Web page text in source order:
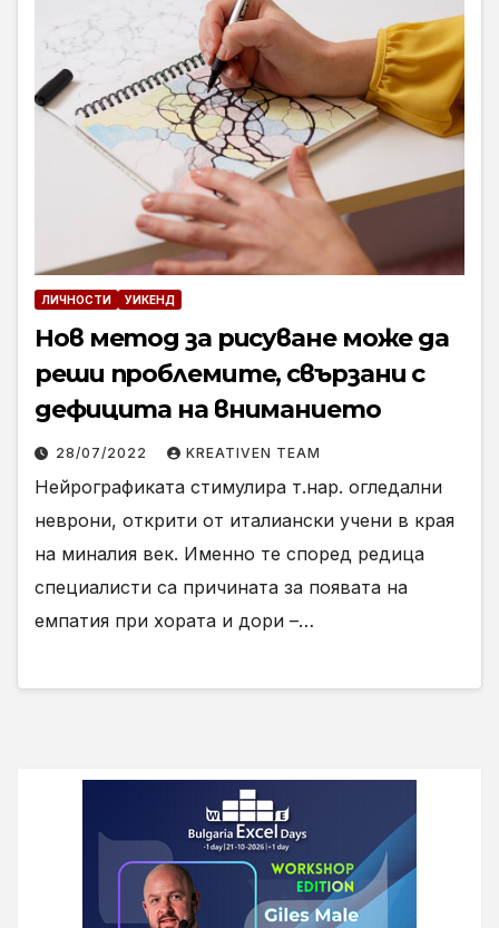
ЛИЧНОСТИ УИКЕНД
Нов метод за рисуване може да
реши проблемите, свързани с
дефицита на вниманието
28/07/2022 KREATIVEN TEAM
Нейрографиката стимулира т.нар. огледални
неврони, открити от италиански учени в края
на миналия век. Именно те според редица
специалисти са причината за появата на
емпатия при хората и дори –…